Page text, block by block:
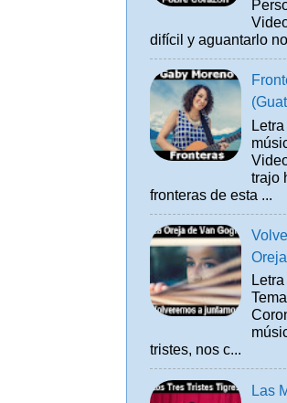
difícil y aguantarlo
trajo
fronteras de esta ...
tristes, nos c...
Las